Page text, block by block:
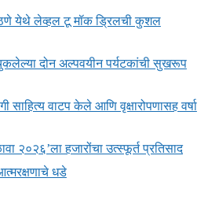
येथे लेव्हल टू मॉक ड्रिलची कुशल
दोन अल्पवयीन पर्यटकांची सुखरूप
साहित्य वाटप केले आणि वृक्षारोपणासह वर्षा
२०२६’ला हजारोंचा उत्स्फूर्त प्रतिसाद
धडे